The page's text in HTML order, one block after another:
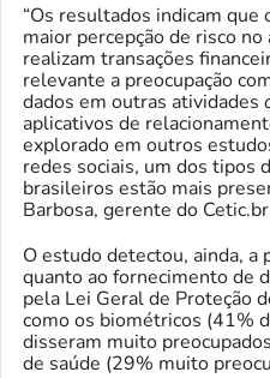
“Os resultados indicam
maior percepção de risco
realizam transações
relevante a preocupação
dados em outras atividades
aplicativos de
explorado em outros
redes sociais, um dos tipos
brasileiros estão mais
Barbosa, gerente do
O estudo detectou, ainda, a
quanto ao fornecimento de
pela Lei Geral de Proteção
como os biométricos (41%
disseram muito
de saúde (29% muito